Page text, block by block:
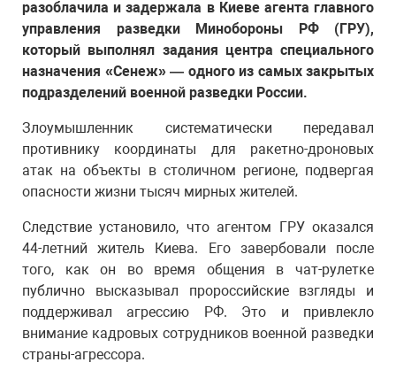
разоблачила и задержала в Киеве агента главного
управления разведки Минобороны РФ (ГРУ),
который выполнял задания центра специального
назначения «Сенеж» — одного из самых закрытых
подразделений военной разведки России.
Злоумышленник систематически передавал
противнику координаты для ракетно-дроновых
атак на объекты в столичном регионе, подвергая
опасности жизни тысяч мирных жителей.
Следствие установило, что агентом ГРУ оказался
44-летний житель Киева. Его завербовали после
того, как он во время общения в чат-рулетке
публично высказывал пророссийские взгляды и
поддерживал агрессию РФ. Это и привлекло
внимание кадровых сотрудников военной разведки
страны-агрессора.